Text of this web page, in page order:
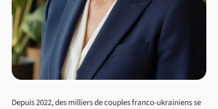
Depuis 2022, des milliers de couples franco-ukrainiens se